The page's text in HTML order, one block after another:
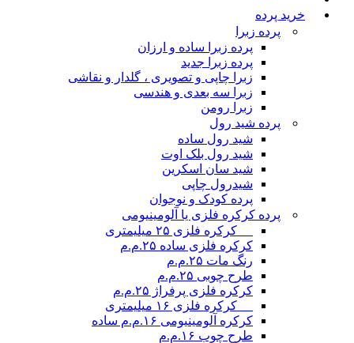
خرید پرده
پرده زبرا
پرده زبرا ساده و ارزان
پرده زبرا جدید
زبرا چاپی و تصویری ، گلدار و نقاشی
زبرا سه بعدی و هندسی
زبرا رومن
پرده شید رول
شید رول ساده
شید رول بلک اوت
شید سان اسکرین
شیدرول چاپی
پرده کودک و نوجوان
پرده کرکره فلزی یا آلومینیومی
__ کرکره فلزی ۲۵ میلیمتری
کرکره فلزی ساده ۲۵.م.م
رنگ مات ۲۵.م.م
طرح چوبی ۲۵.م.م
کرکره فلزی پرفراژ ۲۵.م.م
__ کرکره فلزی ۱۶ میلیمتری
کرکره آلومینیومی ۱۶.م.م ساده
طرح چوب ۱۶.م.م